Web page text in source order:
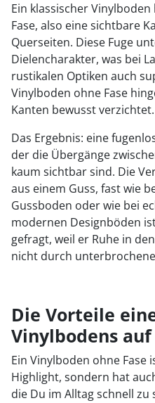
Ein klassischer
Fase, also eine sichtbare
Querseiten. Diese Fuge
Dielencharakter, was bei
rustikalen Optiken auch
Vinylboden ohne Fase
Kanten bewusst verzichtet.
Das Ergebnis: eine
der die Übergänge
kaum sichtbar sind. Die
aus einem Guss, fast wie
Gussboden oder wie bei
modernen Designböden
gefragt, weil er Ruhe in
nicht durch
Die Vorteile
Vinylbodens
Ein Vinylboden ohne
Highlight, sondern hat
die Du im Alltag schnell zu